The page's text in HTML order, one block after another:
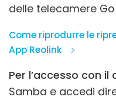
delle telecamere
Come riprodurre le
App Reolink
Per l’accesso con il
Samba e accedi